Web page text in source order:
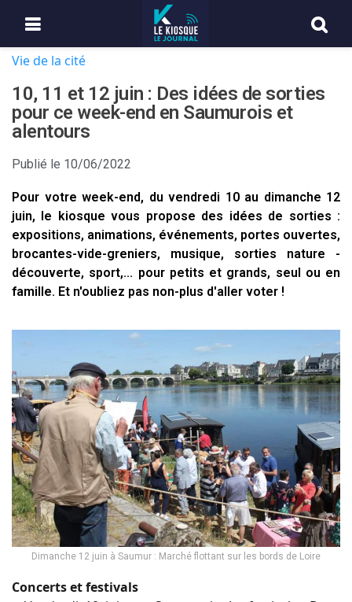
Vie de la cité
10, 11 et 12 juin : Des idées de sorties
pour ce week-end en Saumurois et
alentours
Publié le 10/06/2022
Pour votre week-end, du vendredi 10 au dimanche 12
juin, le kiosque vous propose des idées de sorties :
expositions, animations, événements, portes ouvertes,
brocantes-vide-greniers, musique, sorties nature -
découverte, sport,... pour petits et grands, seul ou en
famille. Et n'oubliez pas non-plus d'aller voter !
Dimanche 12 juin à Saumur : Marché flottant sur les bords de Loire
Concerts et festivals